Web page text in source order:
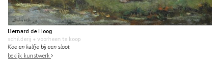
Bernard de Hoog
schilderij • voorheen te koop
Koe en kalfje bij een sloot
bekijk kunstwerk